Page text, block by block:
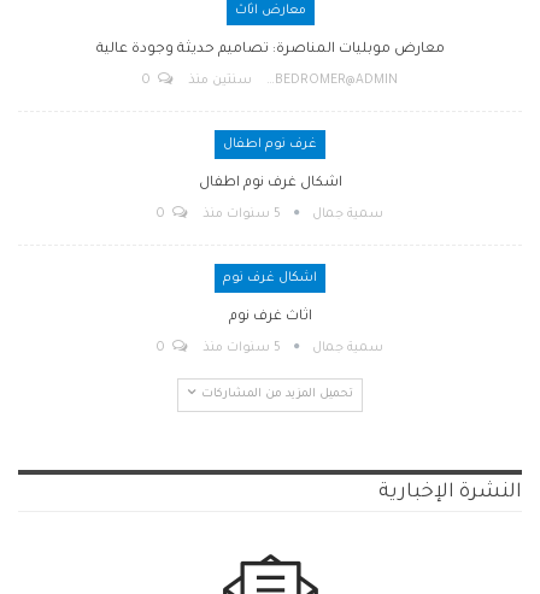
معارض اثاث
معارض موبليات المناصرة: تصاميم حديثة وجودة عالية
BEDROMER@ADMIN سنتين منذ
غرف نوم اطفال
اشكال غرف نوم اطفال
سمية جمال 5 سنوات منذ
اشكال غرف نوم
اثاث غرف نوم
سمية جمال 5 سنوات منذ
تحميل المزيد من المشاركات
النشرة الإخبارية